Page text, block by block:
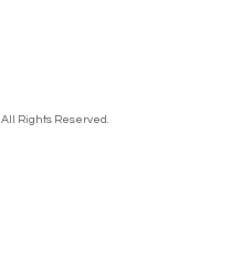
. All Rights Reserved.